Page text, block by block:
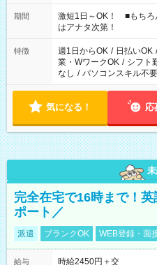
期間
激短1日～OK！ ■もち
はアナタ次第！
特徴 週1日からOK / 日払いOK /
業・WワークOK / シフト
なし / パソコンスキル不要
気になる！ 応
完全在宅で16時まで！
ポート／
派遣 ブランクOK WEB登録・面
給与 時給2450円＋交